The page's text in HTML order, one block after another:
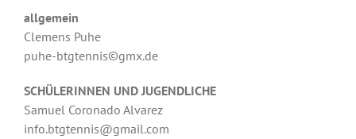
allgemein
Clemens Puhe
puhe-btgtennis©gmx.de
SCHÜLERINNEN UND JUGENDLICHE
Samuel Coronado Alvarez
info.btgtennis@gmail.com